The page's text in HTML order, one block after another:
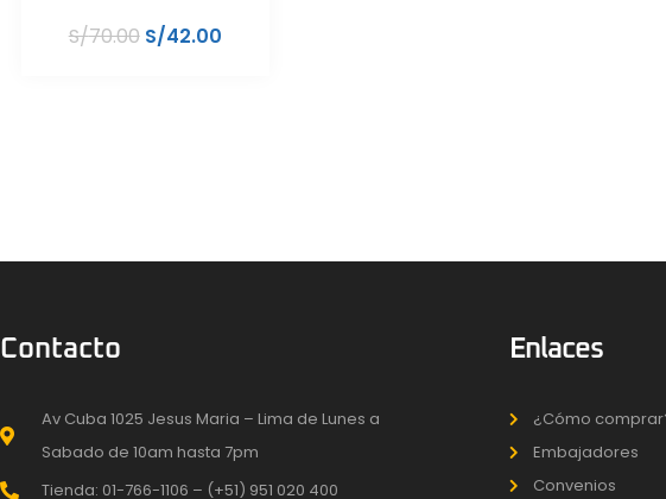
S/70.00 S/42.00
Contacto
Av Cuba 1025 Jesus Maria – Lima de Lunes a
Sabado de 10am hasta 7pm
Tienda: 01-766-1106 – (+51) 951 020 400
Enlaces
¿Cómo
Embajadores
Convenios